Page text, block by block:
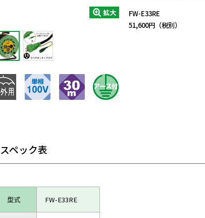
拡大
FW-E33RE
51,600円（税別）
スペック表
型式 FW-E33RE